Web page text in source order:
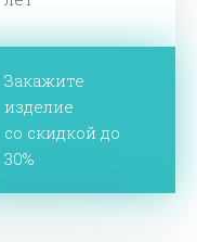
Закажите
изделие
со скидкой до
30%